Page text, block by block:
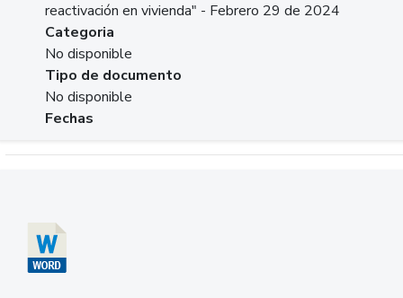
reactivación en vivienda" - Febrero 29 de 2024
Categoria
No disponible
Tipo de documento
No disponible
Fechas